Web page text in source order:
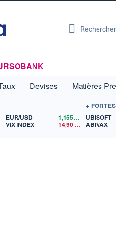
Rechercher
Devises Matières
$US
EUR/USD 1,1559$US
VIX INDEX
14,90
+
UBISOFT
ABIVAX